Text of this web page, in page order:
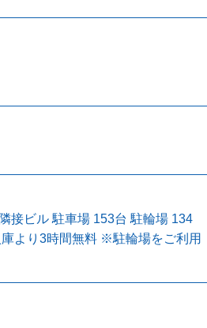
接ビル 駐車場 153台 駐輪場 134
より3時間無料 ※駐輪場をご利用